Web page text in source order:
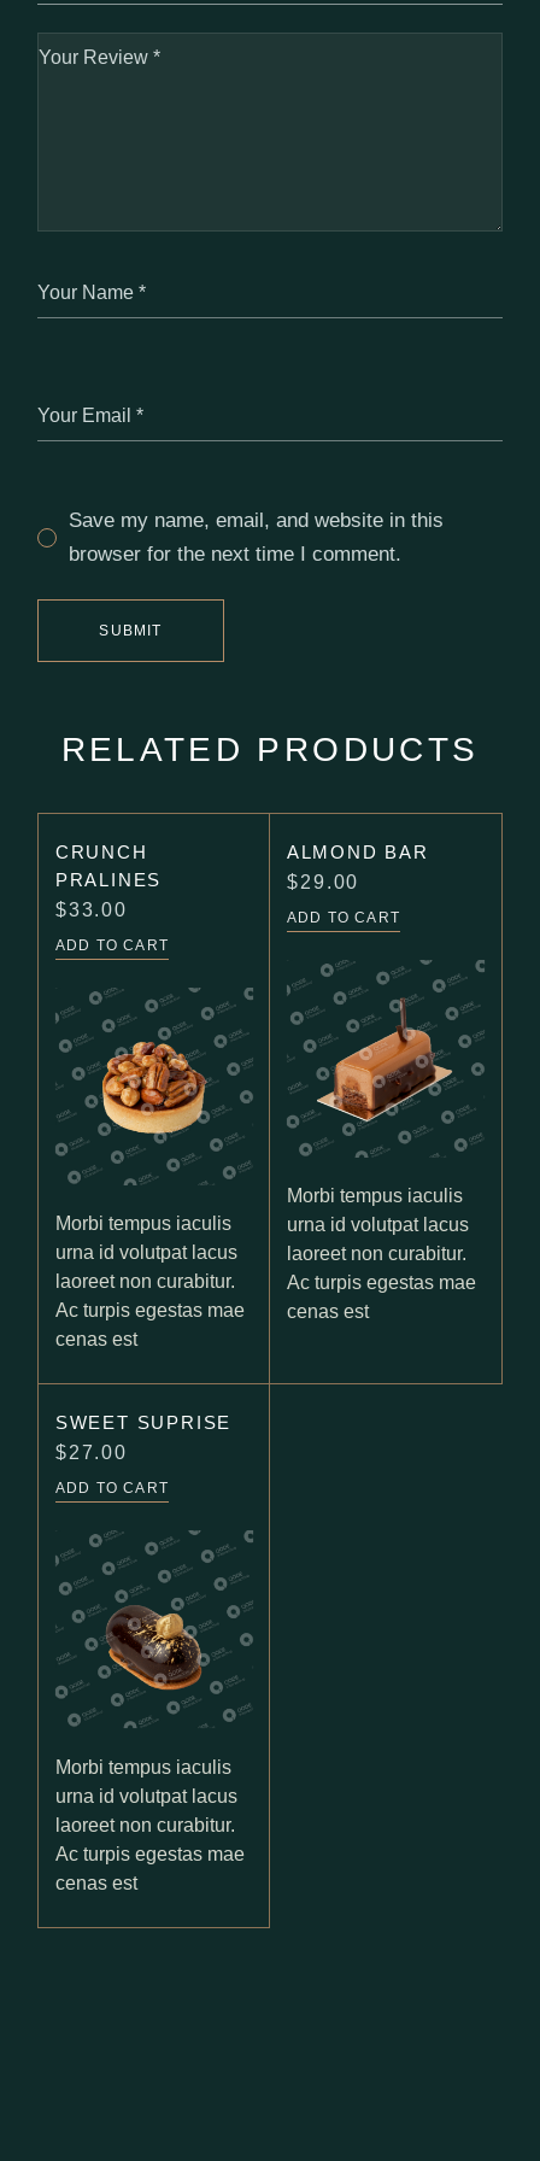
Save my name, email, and website in this
browser for the next time I comment.
SUBMIT
RELATED PRODUCTS
CRUNCH
PRALINES
$33.00
ADD TO CART
Morbi tempus iaculis
urna id volutpat lacus
laoreet non curabitur.
Ac turpis egestas mae
cenas est
ALMOND BAR
$29.00
ADD TO CART
Morbi tempus iaculis
urna id volutpat lacus
laoreet non curabitur.
Ac turpis egestas mae
cenas est
SWEET SUPRISE
$27.00
ADD TO CART
Morbi tempus iaculis
urna id volutpat lacus
laoreet non curabitur.
Ac turpis egestas mae
cenas est